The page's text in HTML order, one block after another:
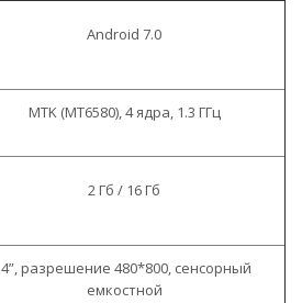
Android 7.0
MTK (MT6580), 4 ядра, 1.3 ГГц
2 Гб / 16 Гб
4”, разрешение 480*800, сенсорный
емкостной